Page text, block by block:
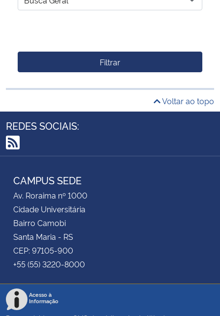
Filtrar
Voltar ao topo
REDES SOCIAIS:
RSS
CAMPUS SEDE
Av. Roraima nº 1000
Cidade Universitária
Bairro Camobi
Santa Maria - RS
CEP: 97105-900
+55 (55) 3220-8000
Acesso à
Informação